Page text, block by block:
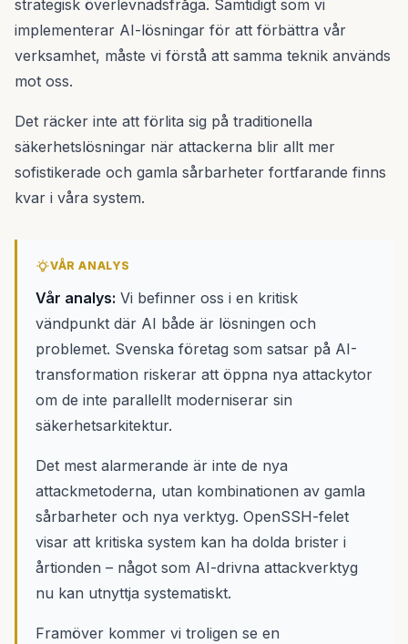
strategisk överlevnadsfråga. Samtidigt som vi
implementerar AI-lösningar för att förbättra vår
verksamhet, måste vi förstå att samma teknik används
mot oss.
Det räcker inte att förlita sig på traditionella
säkerhetslösningar när attackerna blir allt mer
sofistikerade och gamla sårbarheter fortfarande finns
kvar i våra system.
VÅR ANALYS
Vår analys: Vi befinner oss i en kritisk
vändpunkt där AI både är lösningen och
problemet. Svenska företag som satsar på AI-
transformation riskerar att öppna nya attackytor
om de inte parallellt moderniserar sin
säkerhetsarkitektur.
Det mest alarmerande är inte de nya
attackmetoderna, utan kombinationen av gamla
sårbarheter och nya verktyg. OpenSSH-felet
visar att kritiska system kan ha dolda brister i
årtionden – något som AI-drivna attackverktyg
nu kan utnyttja systematiskt.
Framöver kommer vi troligen se en